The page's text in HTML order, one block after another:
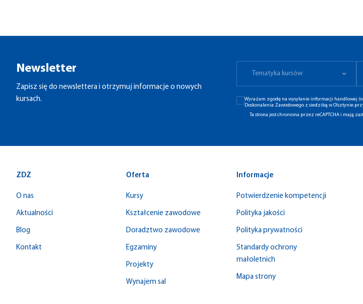
Newsletter
Zapisz się do newslettera i otrzymuj informacje o nowych
kursach.
Tematyka kursów
Wyrażam zgodę na wysyłanie informacji handlowej
Doskonalenia Zawodowego z siedzibą w Olsztynie
Ta strona jest chroniona przez reCAPTCHA i mają
ZDZ
O nas
Aktualności
Blog
Kontakt
Oferta
Kursy
Kształcenie zawodowe
Doradztwo zawodowe
Egzaminy
Projekty
Wynajem sal
Informacje
Potwierdzenie kompetencji
Polityka jakości
Polityka prywatności
Standardy ochrony
małoletnich
Mapa strony